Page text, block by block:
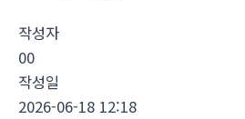
작성자
00
작성일
2026-06-18 12:18